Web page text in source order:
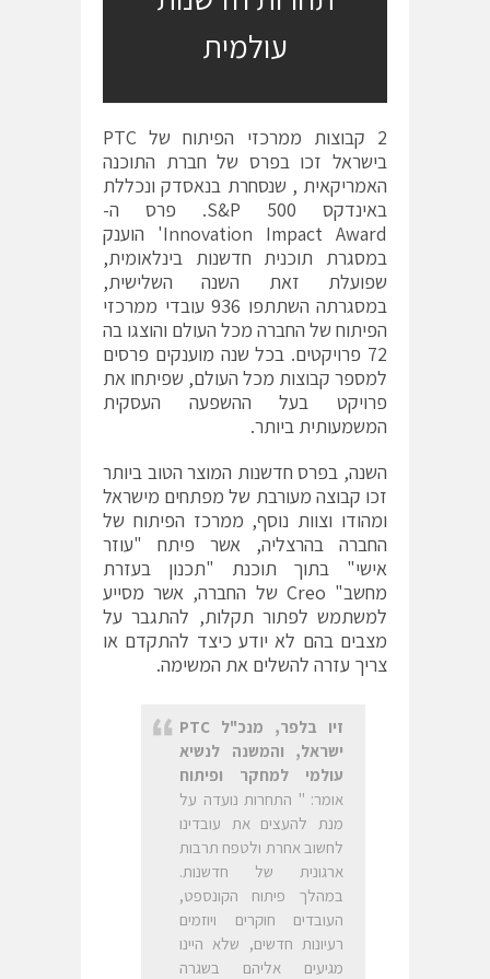
עולמית
2 קבוצות ממרכזי הפיתוח של PTC
בישראל זכו בפרס של חברת התוכנה
האמריקאית , שנסחרת בנאסדק ונכללת
באינדקס S&P 500. פרס ה-
Innovation Impact Award' הוענק
במסגרת תוכנית חדשנות בינלאומית,
שפועלת זאת השנה השלישית,
במסגרתה השתתפו 936 עובדי ממרכזי
הפיתוח של החברה מכל העולם והוצגו בה
72 פרויקטים. בכל שנה מוענקים פרסים
למספר קבוצות מכל העולם, שפיתחו את
פרויקט בעל ההשפעה העסקית
המשמעותית ביותר.
השנה, בפרס חדשנות המוצר הטוב ביותר
זכו קבוצה מעורבת של מפתחים מישראל
ומהודו וצוות נוסף, ממרכז הפיתוח של
החברה בהרצליה, אשר פיתח "עוזר
אישי" בתוך תוכנת "תכנון בעזרת
מחשב" Creo של החברה, אשר מסייע
למשתמש לפתור תקלות, להתגבר על
מצבים בהם לא יודע כיצד להתקדם או
צריך עזרה להשלים את המשימה.
זיו בלפר, מנכ"ל PTC
ישראל, והמשנה לנשיא
עולמי למחקר ופיתוח
אומר: " התחרות נועדה על
מנת להעצים את עובדינו
לחשוב אחרת ולטפח תרבות
ארגונית של חדשנות.
במהלך פיתוח הקונספט,
העובדים חוקרים ויוזמים
רעיונות חדשים, שלא היינו
מגיעים אליהם בשגרה